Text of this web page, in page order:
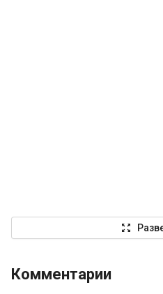
zoom_out_map
Комментарии